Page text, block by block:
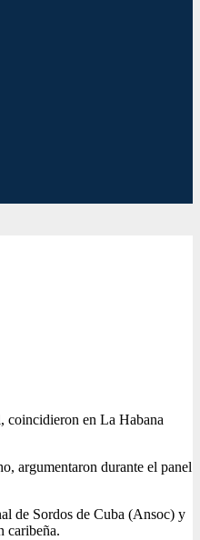
coincidieron en La Habana
argumentaron durante el panel
de Sordos de Cuba (Ansoc) y
caribeña.